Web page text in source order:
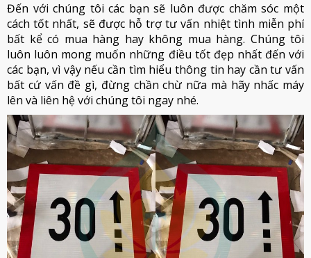
Đến với chúng tôi các bạn sẽ luôn được chăm sóc một
cách tốt nhất, sẽ được hỗ trợ tư vấn nhiệt tình miễn phí
bất kể có mua hàng hay không mua hàng. Chúng tôi
luôn luôn mong muốn những điều tốt đẹp nhất đến với
các bạn, vì vậy nếu cần tìm hiểu thông tin hay cần tư vấn
bất cứ vấn đề gì, đừng chần chừ nữa mà hãy nhấc máy
lên và liên hệ với chúng tôi ngay nhé.